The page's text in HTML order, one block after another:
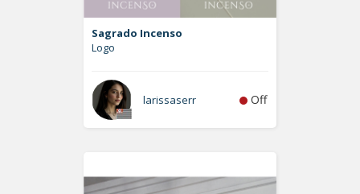
Sagrado Incenso
Logo
larissaserr Off